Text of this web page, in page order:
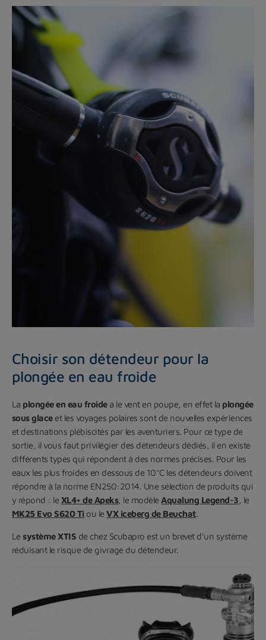
Choisir son détendeur pour la
plongée en eau froide
La plongée en eau froidea le vent en poupe, en effet la plongée
sous glaceet les voyages polaires sont de nouvelles expériences
et destinations plébiscités par les aventuriers. Pour ce type de
sortie, il vous faut privilégier des détendeurs dédiés, il en existe
différents types qui répondent à des normes précises. Pour les
eaux les plus froides en dessous de 10°C les détendeurs doivent
répondre à la norme EN250:2014. Une sélection de produits qui
y répond : le XL4+ de Apeks, le modèle Aqualung Legend-3 , le
MK25 Evo S620 Tiou le VX iceberg de Beuchat.
Le système XTIS de chez Scubapro est un brevet d’un système
réduisant le risque de givrage du détendeur.